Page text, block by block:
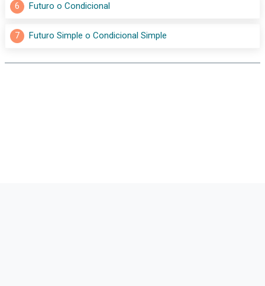
6 Futuro o Condicional
7 Futuro Simple o Condicional Simple